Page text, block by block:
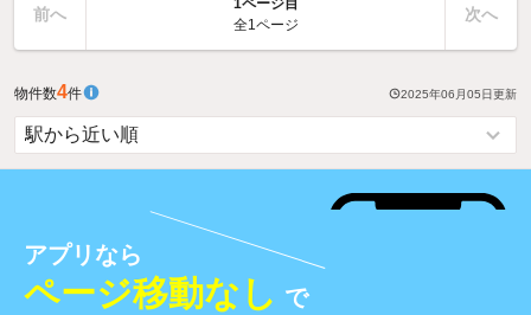
前へ
1ページ目
全1ページ
次へ
物件数4件 2025年06月05日更新
アプリなら
ページ移動なし で